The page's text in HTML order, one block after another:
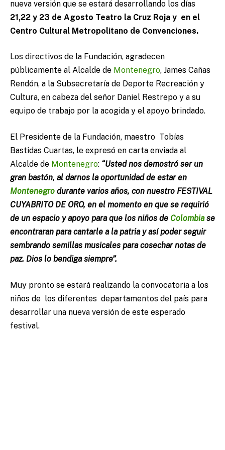
nueva versión que se estará desarrollando los días
21,22 y 23 de Agosto Teatro la Cruz Roja y en el
Centro Cultural Metropolitano de Convenciones.
Los directivos de la Fundación, agradecen
públicamente al Alcalde de Montenegro, James Cañas
Rendón, a la Subsecretaría de Deporte Recreación y
Cultura, en cabeza del señor Daniel Restrepo y a su
equipo de trabajo por la acogida y el apoyo brindado.
El Presidente de la Fundación, maestro Tobías
Bastidas Cuartas, le expresó en carta enviada al
Alcalde de Montenegro: “Usted nos demostró ser un
gran bastón, al darnos la oportunidad de estar en
Montenegro durante varios años, con nuestro FESTIVAL
CUYABRITO DE ORO, en el momento en que se requirió
de un espacio y apoyo para que los niños de Colombiase
encontraran para cantarle a la patria y así poder seguir
sembrando semillas musicales para cosechar notas de
paz. Dios lo bendiga siempre”.
Muy pronto se estará realizando la convocatoria a los
niños de los diferentes departamentos del país para
desarrollar una nueva versión de este esperado
festival.